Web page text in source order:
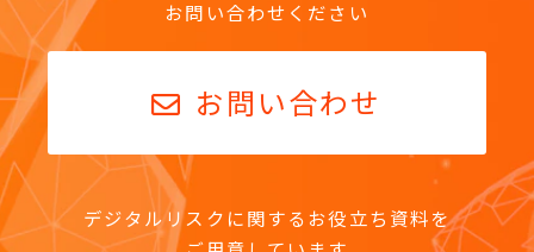
お問い合わせください
お問い合わせ
デジタルリスクに関するお役立ち資料を